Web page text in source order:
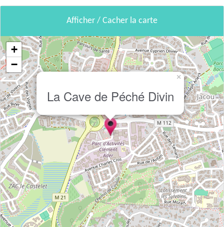
Afficher / Cacher la carte
La Cave de Péché Divin
×
+
−